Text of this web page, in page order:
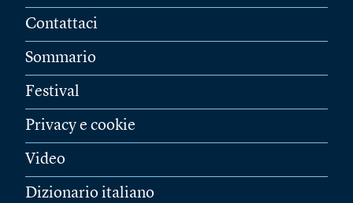
Contattaci
Sommario
Festival
Privacy e cookie
Video
Dizionario italiano